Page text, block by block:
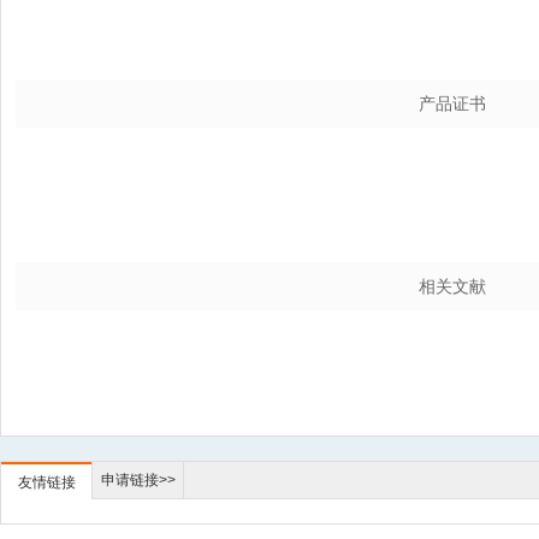
产品证书
相关文献
友情链接 申请链接>>